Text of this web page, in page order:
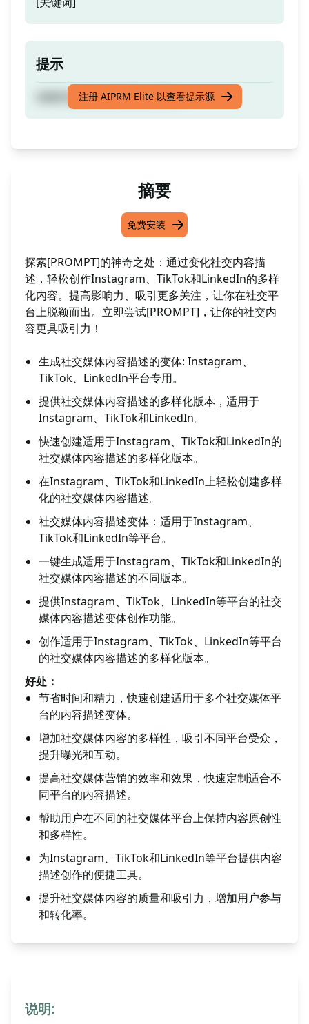
提示
创建您的社交内容描述的变化。
注册 AIPRM Elite 以查看提示源
摘要
免费安装
探索[PROMPT]的神奇之处：通过变化社交内容描
述，轻松创作Instagram、TikTok和LinkedIn的多样
化内容。提高影响力、吸引更多关注，让你在社交平
台上脱颖而出。立即尝试[PROMPT]，让你的社交内
容更具吸引力！
生成社交媒体内容描述的变体: Instagram、
TikTok、LinkedIn平台专用。
提供社交媒体内容描述的多样化版本，适用于
Instagram、TikTok和LinkedIn。
快速创建适用于Instagram、TikTok和LinkedIn的
社交媒体内容描述的多样化版本。
在Instagram、TikTok和LinkedIn上轻松创建多样
化的社交媒体内容描述。
社交媒体内容描述变体：适用于Instagram、
TikTok和LinkedIn等平台。
一键生成适用于Instagram、TikTok和LinkedIn的
社交媒体内容描述的不同版本。
提供Instagram、TikTok、LinkedIn等平台的社交
媒体内容描述变体创作功能。
创作适用于Instagram、TikTok、LinkedIn等平台
的社交媒体内容描述的多样化版本。
好处：
节省时间和精力，快速创建适用于多个社交媒体平
台的内容描述变体。
增加社交媒体内容的多样性，吸引不同平台受众，
提升曝光和互动。
提高社交媒体营销的效率和效果，快速定制适合不
同平台的内容描述。
帮助用户在不同的社交媒体平台上保持内容原创性
和多样性。
为Instagram、TikTok和LinkedIn等平台提供内容
描述创作的便捷工具。
提升社交媒体内容的质量和吸引力，增加用户参与
和转化率。
说明: